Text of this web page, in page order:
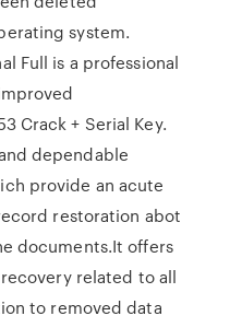
system.
Full is a professional
Crack + Serial Key.
dependable
provide an acute
restoration abot
documents.It offers
related to all
to removed data